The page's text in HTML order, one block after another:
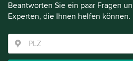
Beantworten Sie ein paar Fragen
Experten, die Ihnen helfen können.